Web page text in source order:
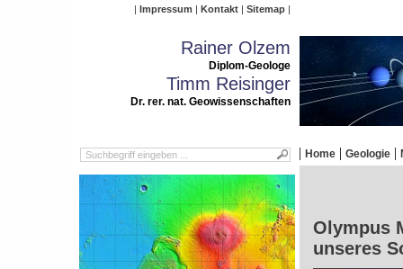
Impressum Kontakt Sitemap
Rainer Olzem
Diplom-Geologe
Timm Reisinger
Dr. rer. nat. Geowissenschaften
Home Geologie
Olympus
unseres